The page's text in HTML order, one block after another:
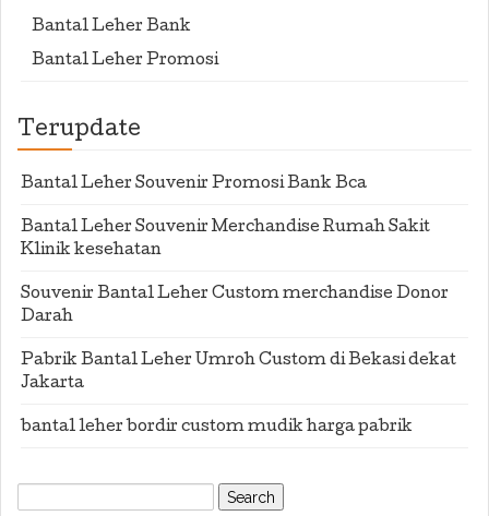
Bantal Leher Bank
Bantal Leher Promosi
Terupdate
Bantal Leher Souvenir Promosi Bank Bca
Bantal Leher Souvenir Merchandise Rumah Sakit
Klinik kesehatan
Souvenir Bantal Leher Custom merchandise Donor
Darah
Pabrik Bantal Leher Umroh Custom di Bekasi dekat
Jakarta
bantal leher bordir custom mudik harga pabrik
Search